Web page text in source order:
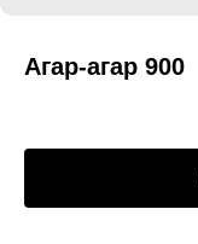
Агар-агар 900